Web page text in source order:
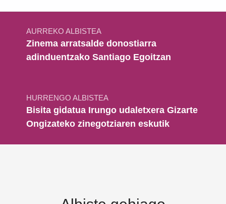
Bidalketetan zehar nabigatu
AURREKO ALBISTEA
Zinema arratsalde donostiarra
adinduentzako Santiago Egoitzan
HURRENGO ALBISTEA
Bisita gidatua Irungo udaletxera Gizarte
Ongizateko zinegotziaren eskutik